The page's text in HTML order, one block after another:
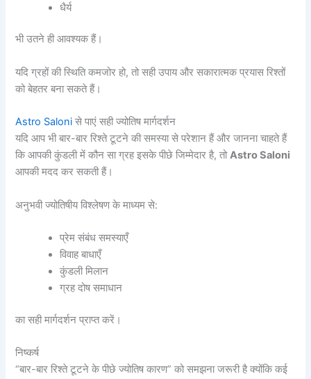
धैर्य
भी उतने ही आवश्यक हैं।
यदि ग्रहों की स्थिति कमजोर हो, तो सही उपाय और सकारात्मक प्रयास रिश्तों
को बेहतर बना सकते हैं।
Astro Saloni से पाएं सही ज्योतिष मार्गदर्शन
यदि आप भी बार-बार रिश्ते टूटने की समस्या से परेशान हैं और जानना चाहते हैं
कि आपकी कुंडली में कौन सा ग्रह इसके पीछे जिम्मेदार है, तोAstro Saloni
आपकी मदद कर सकती हैं।
अनुभवी ज्योतिषीय विश्लेषण के माध्यम से:
प्रेम संबंध समस्याएँ
विवाह बाधाएँ
कुंडली मिलान
ग्रह दोष समाधान
का सही मार्गदर्शन प्राप्त करें।
निष्कर्ष
“बार-बार रिश्ते टूटने के पीछे ज्योतिष कारण” को समझना जरूरी है क्योंकि कई